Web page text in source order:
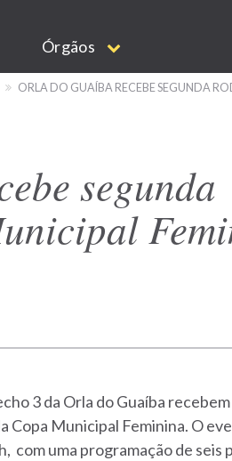
Órgãos
ORLA DO GUAÍBA RECEBE SEGUNDA
segunda
3 da Orla do Guaíba recebem
Copa Municipal Feminina. O
com uma programação de seis